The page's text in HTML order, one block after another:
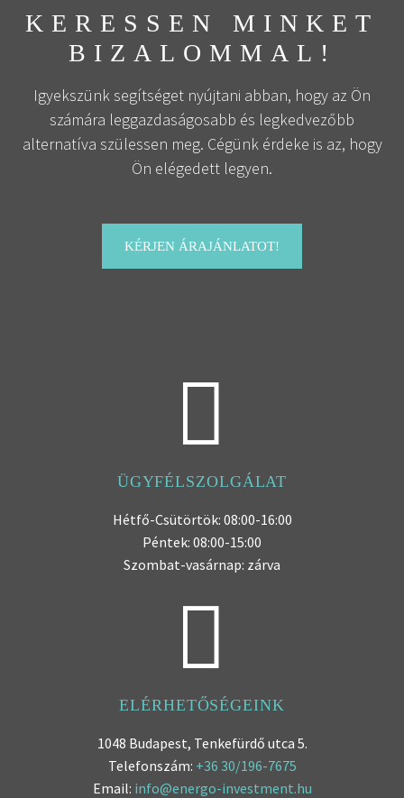
KERESSEN MINKET
BIZALOMMAL!
Igyekszünk segítséget nyújtani abban, hogy az Ön
számára leggazdaságosabb és legkedvezőbb
alternatíva szülessen meg. Cégünk érdeke is az, hogy
Ön elégedett legyen.
KÉRJEN ÁRAJÁNLATOT!


ÜGYFÉLSZOLGÁLAT
Hétfő-Csütörtök: 08:00-16:00
Péntek: 08:00-15:00
Szombat-vasárnap: zárva


ELÉRHETŐSÉGEINK
1048 Budapest, Tenkefürdő utca 5.
Telefonszám: +36 30/196-7675
Email: info@energo-investment.hu